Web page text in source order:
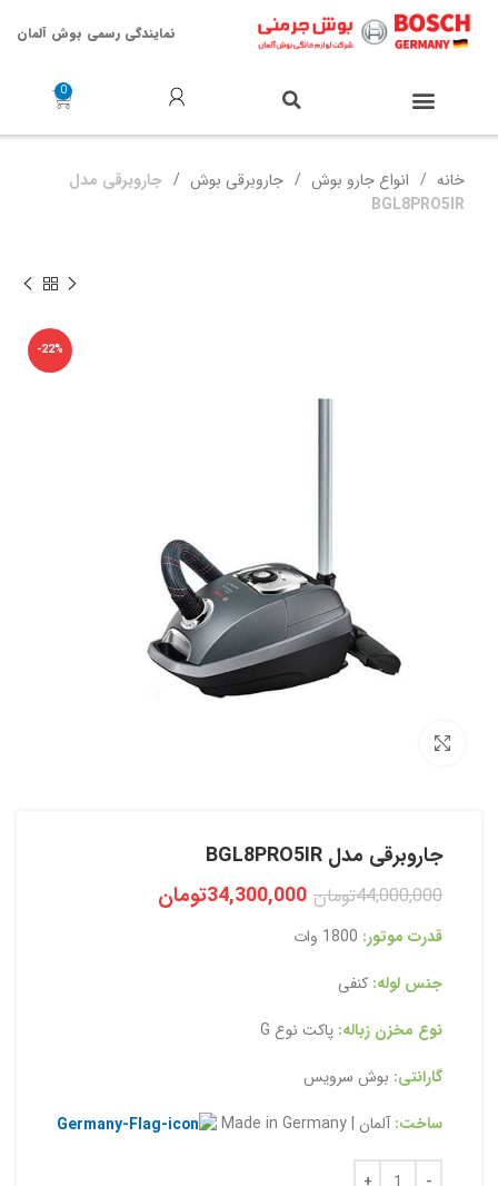
نمایندگی رسمی بوش آلمان
خانه انواع جارو بوش جاروبرقی بوش
جاروبرقی مدل
BGL8PRO5IR
-22%
جاروبرقی مدل BGL8PRO5IR
44,000,000تومان 34,300,000تومان
قدرت موتور: 1800 وات
جنس لوله: کنفی
نوع مخزن زباله: پاکت نوع G
گارانتی: بوش سرویس
ساخت: آلمان | Made in Germany